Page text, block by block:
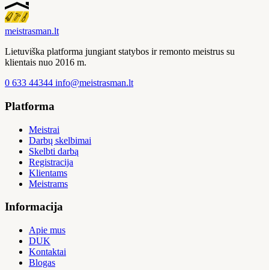
meistrasman.lt
Lietuviška platforma jungiant statybos ir remonto meistrus su
klientais nuo 2016 m.
0 633 44344 info@meistrasman.lt
Platforma
Meistrai
Darbų skelbimai
Skelbti darbą
Registracija
Klientams
Meistrams
Informacija
Apie mus
DUK
Kontaktai
Blogas